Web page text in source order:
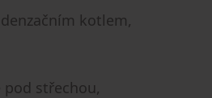
kotlem,
střechou,